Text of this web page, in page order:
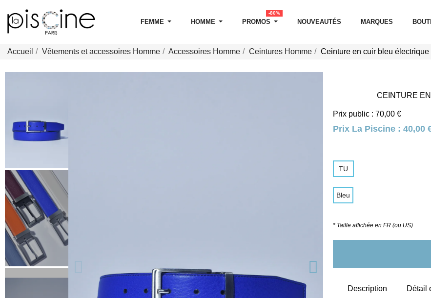
FEMME HOMME PROMOS
-80%
NOUVEAUTÉS MARQUES
Accueil Vêtements et accessoires Homme Accessoires Homme Ceintures Homme Ceinture en cuir bleu
CEINTURE
Prix public : 70,00 €
Prix La Piscine : 40,00
TU
Bleu
* Taille affichée en FR (ou US)
Description Détail